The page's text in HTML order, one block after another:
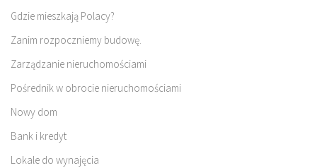
Gdzie mieszkają Polacy?
Zanim rozpoczniemy budowę.
Zarządzanie nieruchomościami
Pośrednik w obrocie nieruchomościami
Nowy dom
Bank i kredyt
Lokale do wynajęcia